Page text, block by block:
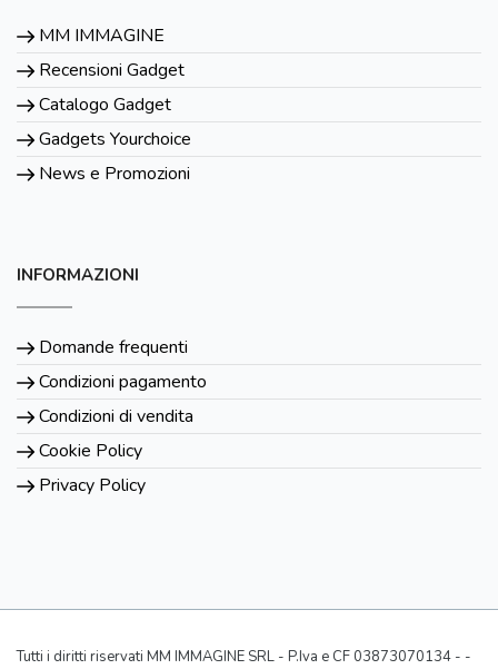
MM IMMAGINE
Recensioni Gadget
Catalogo Gadget
Gadgets Yourchoice
News e Promozioni
INFORMAZIONI
Domande frequenti
Condizioni pagamento
Condizioni di vendita
Cookie Policy
Privacy Policy
Tutti i diritti riservati MM IMMAGINE SRL - P.Iva e CF 03873070134 - -